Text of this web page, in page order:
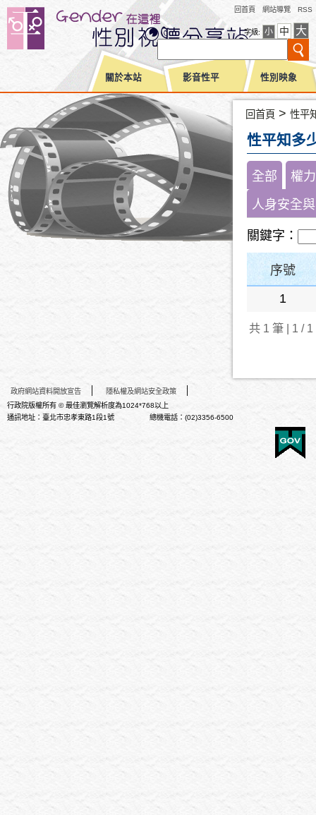
回首頁 網站導覽 RSS
字級: 小 中 大
關於本站 影音性平 性別映象
性平知多
回首頁 > 性平
全部
權
人身安全
關鍵字：
序號
1
共 1 筆 | 1 /
政府網站資料開放宣告
隱私權及網站安全政策
行政院版權所有 © 最佳瀏覽解析度為1024*768以上
通訊地址：臺北市忠孝東路1段1號 總機電話：(02)3356-6500